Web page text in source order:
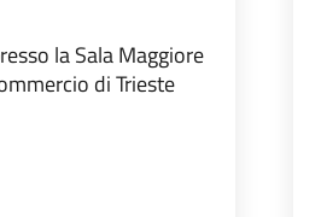
la Sala Maggiore
di Trieste